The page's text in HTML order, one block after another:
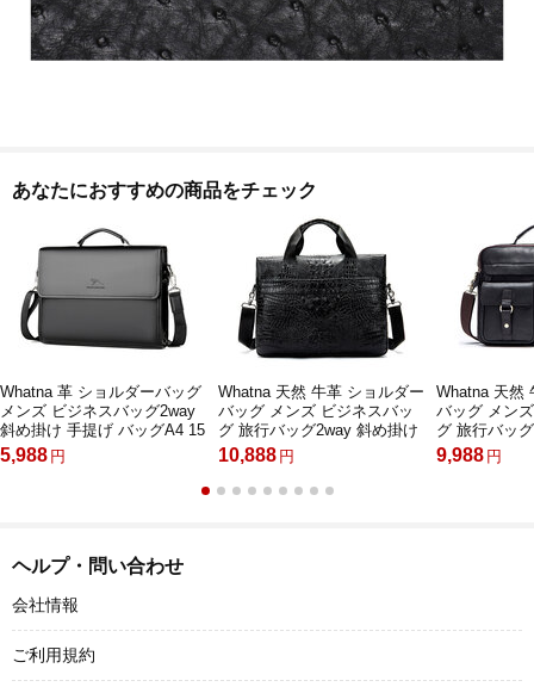
あなたにおすすめの商品をチェック
Whatna 革 ショルダーバッグ
メンズ ビジネスバッグ2way
斜め掛け 手提げ バッグA4 15
インチpc 収納可 本 革 厚手
レザー 横型 ブリーフケース
フォーマルバッグ 肩掛けバッ
5,988 円
Whatna 天然 牛革 ショルダー
バッグ メンズ ビジネスバッ
グ 旅行バッグ2way 斜め掛け
手提げ バッグA4 15インチpc
収納可 本 革 厚手 レザー 横
型 ブリーフケース フォーマ
10,888 円
Whatna 天然
バッグ メン
グ 旅行バッ
手提げ バッ
収納可 本 革
9,988 円
ヘルプ・問い合わせ
会社情報
ご利用規約